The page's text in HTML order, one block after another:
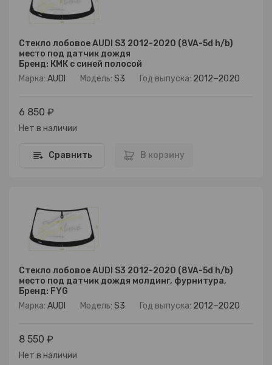
Стекло лобовое AUDI S3 2012-2020 (8VA-5d h/b)
место под датчик дождя
Бренд: КМК с синей полосой
Марка: AUDI Модель: S3 Год выпуска: 2012−2020
6 850 ₽
Нет в наличии
Сравнить В корзину
Стекло лобовое AUDI S3 2012-2020 (8VA-5d h/b)
место под датчик дождя молдинг, фурнитура,
Бренд: FYG
Марка: AUDI Модель: S3 Год выпуска: 2012−2020
8 550 ₽
Нет в наличии